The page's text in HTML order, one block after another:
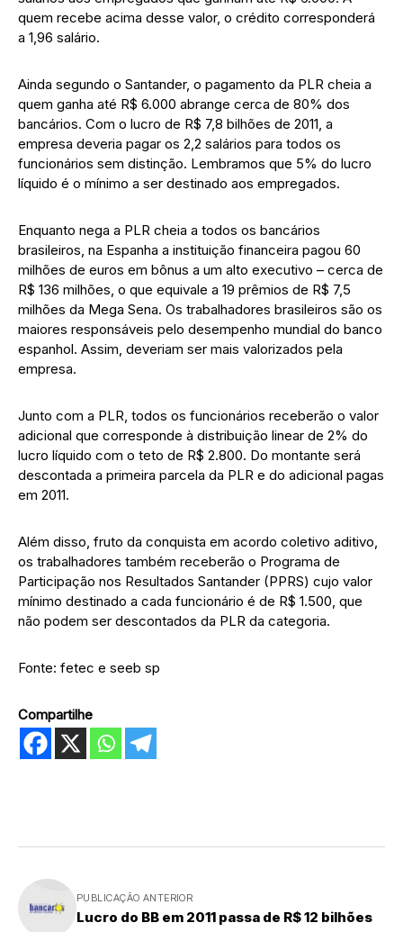
quem recebe acima desse valor, o crédito corresponderá
a 1,96 salário.
Ainda segundo o Santander, o pagamento da PLR cheia a
quem ganha até R$ 6.000 abrange cerca de 80% dos
bancários. Com o lucro de R$ 7,8 bilhões de 2011, a
empresa deveria pagar os 2,2 salários para todos os
funcionários sem distinção. Lembramos que 5% do lucro
líquido é o mínimo a ser destinado aos empregados.
Enquanto nega a PLR cheia a todos os bancários
brasileiros, na Espanha a instituição financeira pagou 60
milhões de euros em bônus a um alto executivo – cerca de
R$ 136 milhões, o que equivale a 19 prêmios de R$ 7,5
milhões da Mega Sena. Os trabalhadores brasileiros são os
maiores responsáveis pelo desempenho mundial do banco
espanhol. Assim, deveriam ser mais valorizados pela
empresa.
Junto com a PLR, todos os funcionários receberão o valor
adicional que corresponde à distribuição linear de 2% do
lucro líquido com o teto de R$ 2.800. Do montante será
descontada a primeira parcela da PLR e do adicional pagas
em 2011.
Além disso, fruto da conquista em acordo coletivo aditivo,
os trabalhadores também receberão o Programa de
Participação nos Resultados Santander (PPRS) cujo valor
mínimo destinado a cada funcionário é de R$ 1.500, que
não podem ser descontados da PLR da categoria.
Fonte: fetec e seeb sp
Compartilhe
PUBLICAÇÃO ANTERIOR
Lucro do BB em 2011 passa de R$ 12 bilhões